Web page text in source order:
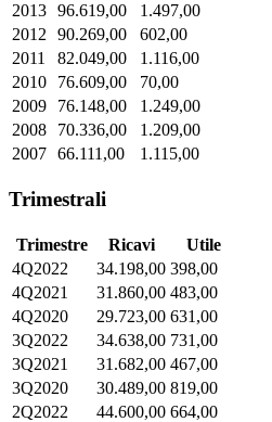
2013 96.619,00
1.497,00
2012
90.269,00
602,00
2011
82.049,00
1.116,00
2010
76.609,00
70,00
2009
76.148,00
1.249,00
2008
70.336,00
1.209,00
2007 66.111,00 1.115,00
Trimestrali
Trimestre Ricavi
Utile
4Q2022
34.198,00 398,00
4Q2021
31.860,00 483,00
4Q2020
29.723,00 631,00
3Q2022
34.638,00 731,00
3Q2021
31.682,00 467,00
3Q2020
30.489,00 819,00
2Q2022
44.600,00 664,00